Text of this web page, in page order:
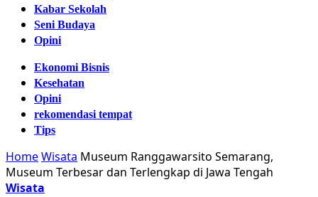
Kabar Sekolah
Seni Budaya
Opini
Ekonomi Bisnis
Kesehatan
Opini
rekomendasi tempat
Tips
HomeWisata Museum Ranggawarsito Semarang,
Museum Terbesar dan Terlengkap di Jawa Tengah
Wisata